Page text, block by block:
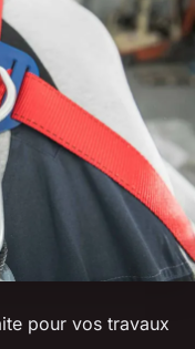
pour vos travaux